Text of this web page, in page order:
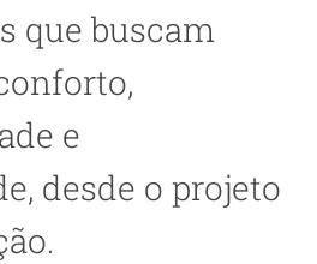
que buscam
e
desde o projeto